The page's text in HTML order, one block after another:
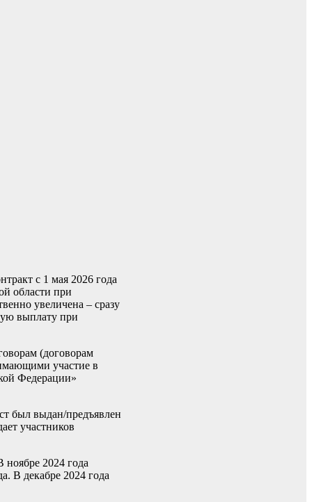
с 1 мая 2026 года
области при
увеличена – сразу
выплату при
(договорам
участие в
Федерации»
был выдан/предъявлен
участников
2024 года
В декабре 2024 года